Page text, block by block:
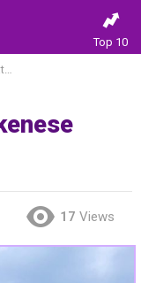
Top 10
17 Views